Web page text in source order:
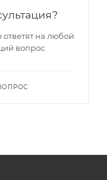
на любой
вопрос